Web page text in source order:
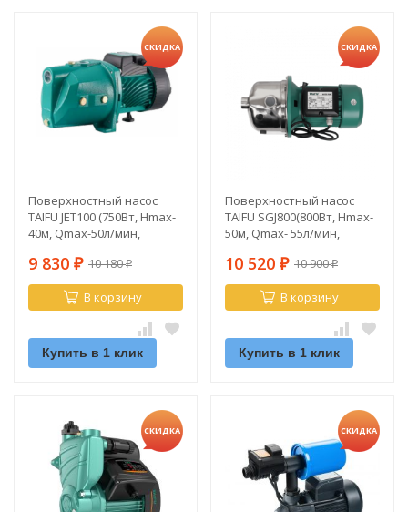
СКИДКА
Поверхностный насос
TAIFU JET100 (750Вт, Hmax-
40м, Qmax-50л/мин,
9 830 ₽ 10 180₽
В корзину
Купить в 1 клик
СКИДКА
Поверхностный насос
TAIFU SGJ800(800Вт, Hmax-
50м, Qmax- 55л/мин,
10 520 ₽ 10 900₽
В корзину
Купить в 1 клик
СКИДКА СКИДКА